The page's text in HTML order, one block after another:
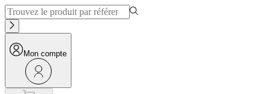
Mon compte